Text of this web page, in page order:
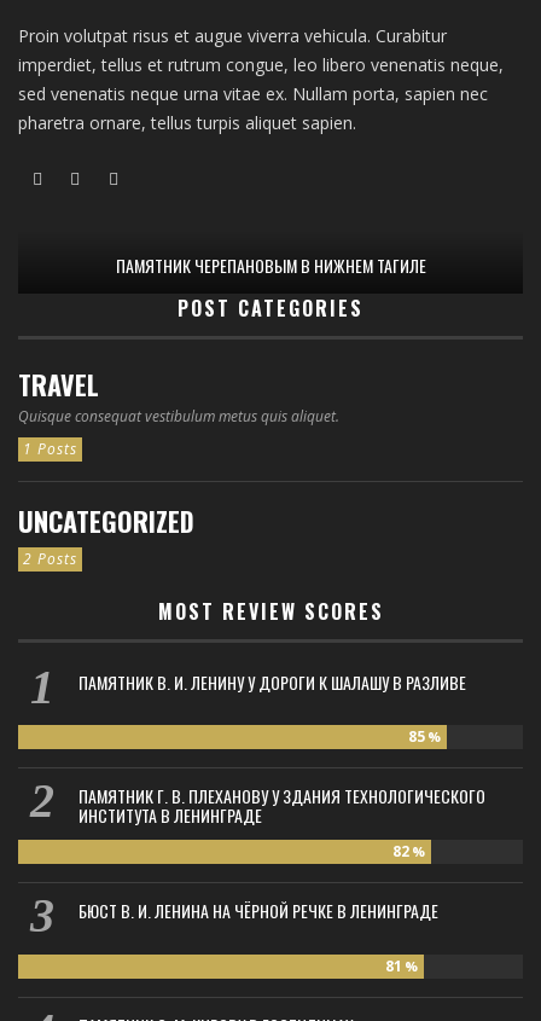
Proin volutpat risus et augue viverra vehicula. Curabitur
imperdiet, tellus et rutrum congue, leo libero venenatis neque,
sed venenatis neque urna vitae ex. Nullam porta, sapien nec
pharetra ornare, tellus turpis aliquet sapien.
ПАМЯТНИК ЧЕРЕПАНОВЫМ В НИЖНЕМ ТАГИЛЕ
POST CATEGORIES
TRAVEL
Quisque consequat vestibulum metus quis aliquet.
1 Posts
UNCATEGORIZED
2 Posts
MOST REVIEW SCORES
ПАМЯТНИК В. И. ЛЕНИНУ У ДОРОГИ К ШАЛАШУ В РАЗЛИВЕ
85 %
ПАМЯТНИК Г. В. ПЛЕХАНОВУ У ЗДАНИЯ ТЕХНОЛОГИЧЕСКОГО
ИНСТИТУТА В ЛЕНИНГРАДЕ
82 %
БЮСТ В. И. ЛЕНИНА НА ЧЁРНОЙ РЕЧКЕ В ЛЕНИНГРАДЕ
81 %